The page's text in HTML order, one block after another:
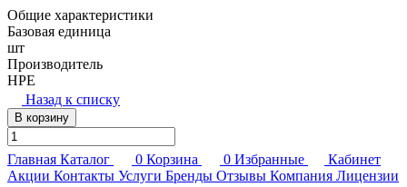
Общие характеристики
Базовая единица
шт
Производитель
HPE
Назад к списку
В корзину
Главная Каталог 0 Корзина 0 Избранные
Кабинет
Акции Контакты Услуги Бренды Отзывы Компания Лицензии